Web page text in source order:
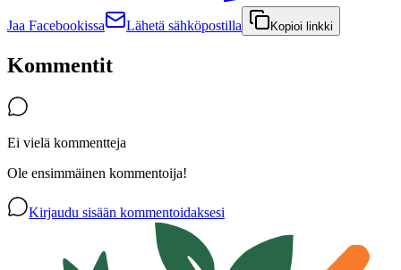
Jaa Facebookissa Lähetä sähköpostilla Kopioi linkki
Kommentit
Ei vielä kommentteja
Ole ensimmäinen kommentoija!
Kirjaudu sisään kommentoidaksesi